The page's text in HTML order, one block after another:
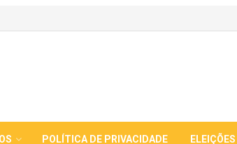
POLÍTICA DE PRIVACIDADE